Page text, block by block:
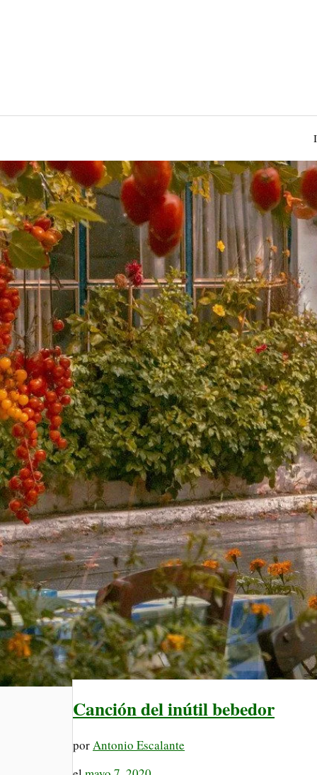
Canción del inútil bebedor
porAntonio Escalante